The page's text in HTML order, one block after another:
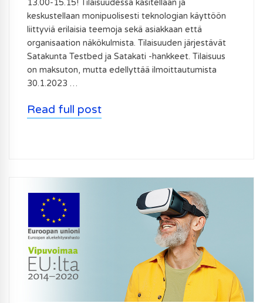
13.00-15.15! Tilaisuudessa käsitellään ja
keskustellaan monipuolisesti teknologian käyttöön
liittyviä erilaisia teemoja sekä asiakkaan että
organisaation näkökulmista. Tilaisuuden järjestävät
Satakunta Testbed ja Satakati -hankkeet. Tilaisuus
on maksuton, mutta edellyttää ilmoittautumista
30.1.2023 …
Read full post